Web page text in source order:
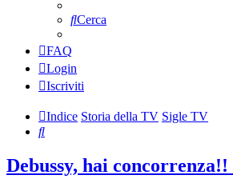
Cerca
FAQ
Login
Iscriviti
Indice Storia della TV Sigle TV
Cerca
Debussy, hai